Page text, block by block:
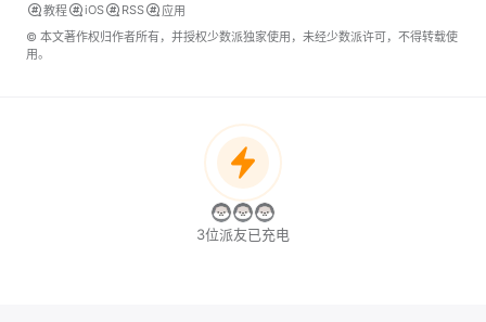
教程 iOS RSS
应用
© 本文著作权归作者所有，并授权少数派独家使用，未经少数派许可，不得转载使
用。
3位派友已充电